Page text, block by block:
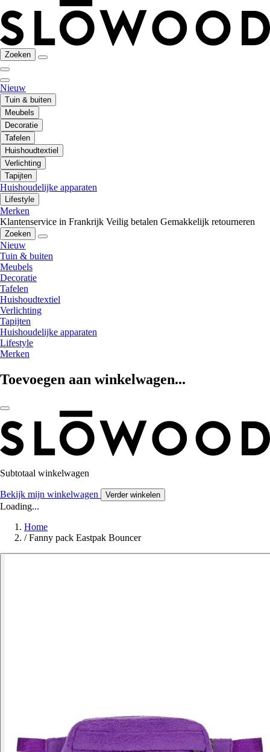
Zoeken
Nieuw
Tuin & buiten
Meubels
Decoratie
Tafelen
Huishoudtextiel
Verlichting
Tapijten
Huishoudelijke apparaten
Lifestyle
Merken
Klantenservice in Frankrijk Veilig betalen Gemakkelijk retourneren
Zoeken
Nieuw
Tuin & buiten
Meubels
Decoratie
Tafelen
Huishoudtextiel
Verlichting
Tapijten
Huishoudelijke apparaten
Lifestyle
Merken
Toevoegen aan winkelwagen...
Subtotaal winkelwagen
Bekijk mijn winkelwagen Verder winkelen
Loading...
Home
/ Fanny pack Eastpak Bouncer